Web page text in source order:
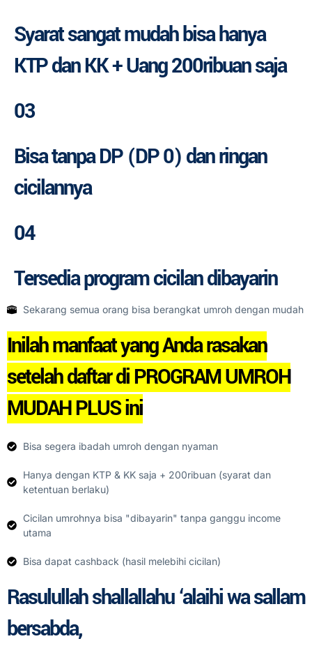
Syarat sangat mudahbisa hanya
KTP dan KK + Uang 200ribuan saja
03
Bisa tanpa DP (DP 0)dan ringan
cicilannya
04
Tersedia programcicilan dibayarin
Sekarang semua orang bisa berangkat umroh dengan mudah
Inilah manfaat yang Anda rasakan
setelah daftar di PROGRAM UMROH
MUDAH PLUS ini
Bisa segera ibadah umroh dengan nyaman
Hanya dengan KTP & KK saja + 200ribuan (syarat dan
ketentuan berlaku)
Cicilan umrohnya bisa "dibayarin" tanpa ganggu income
utama
Bisa dapat cashback (hasil melebihi cicilan)
Rasulullah shallallahu ‘alaihi wa sallam
bersabda,